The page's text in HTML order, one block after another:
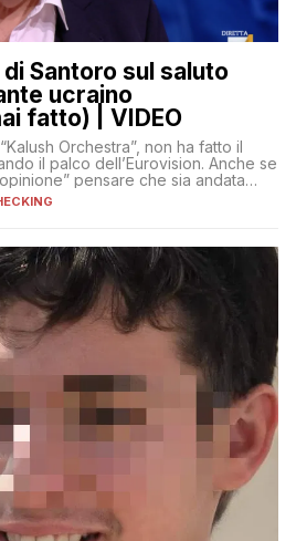
Santoro sul saluto
ucraino
fatto) | VIDEO
Orchestra”, non ha fatto il
il palco dell’Eurovision. Anche se
pensare che sia andata